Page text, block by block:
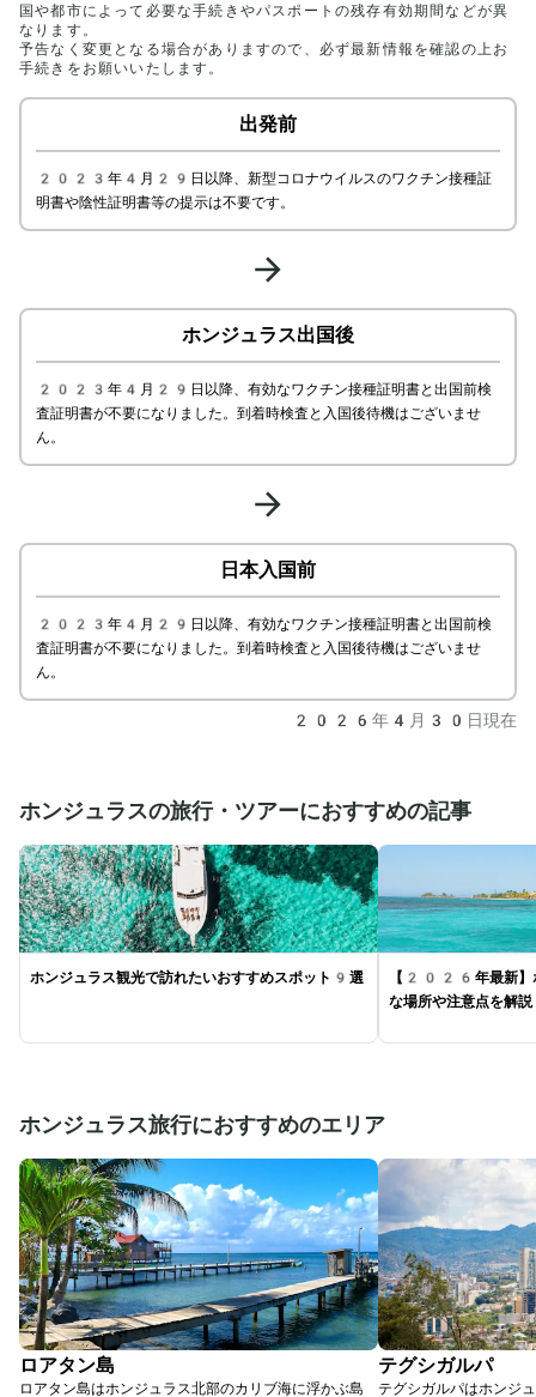
国や都市によって必要な手続きやパスポートの残存有効期間などが異
なります。
予告なく変更となる場合がありますので、必ず最新情報を確認の上お
手続きをお願いいたします。
出発前
2023年4月29日以降、新型コロナウイルスのワクチン接種証
明書や陰性証明書等の提示は不要です。
ホンジュラス出国後
2023年4月29日以降、有効なワクチン接種証明書と出国前検
査証明書が不要になりました。到着時検査と入国後待機はございませ
ん。
日本入国前
2023年4月29日以降、有効なワクチン接種証明書と出国前検
査証明書が不要になりました。到着時検査と入国後待機はございませ
ん。
2026年4月30日現在
ホンジュラスの旅行・ツアーにおすすめの記事
ホンジュラス観光で訪れたいおすすめスポット9選
【2026年最新】ホ
な場所や注意点を解説
ホンジュラス旅行におすすめのエリア
ロアタン島
ロアタン島はホンジュラス北部のカリブ海に浮かぶ島
テグシガルパ
テグシガルパはホンジ